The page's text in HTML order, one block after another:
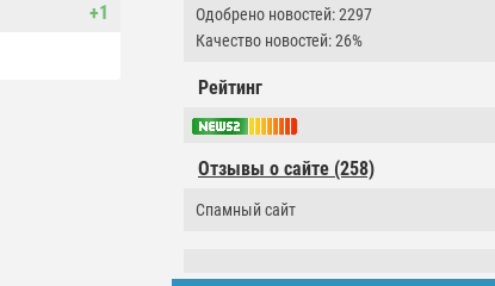
Одобрено новостей: 2297
Качество новостей: 26%
Рейтинг
Отзывы о сайте (258)
Спамный сайт
+1